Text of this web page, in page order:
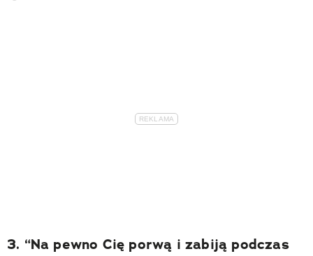
3. “Na pewno Cię porwą i zabiją podczas